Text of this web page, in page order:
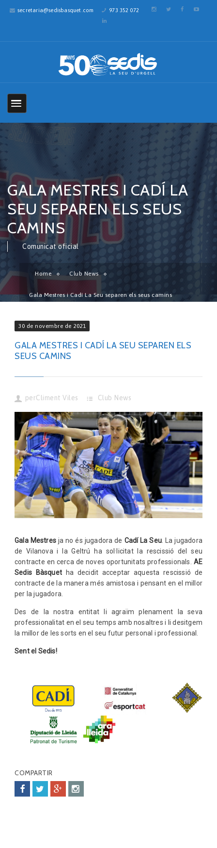
secretaria@sedisbasquet.com 973 352 072
GALA MESTRES I CADÍ LA
SEU SEPAREN ELS SEUS
CAMINS
Comunicat oficial
Home Club News
Gala Mestres i Cadí La Seu separen els seus camins
30 de novembre de 2021
GALA MESTRES I CADÍ LA SEU SEPAREN ELS
SEUS CAMINS
perCliment Viles Club News
Gala Mestres ja no és jugadora de Cadí La Seu . La jugadora
de Vilanova i la Geltrú ha sol·licitat la rescissió del seu
contracte en cerca de noves oportunitats professionals. AE
Sedis Bàsquet ha decidit acceptar aquesta rescissió de
contracte de la manera més amistosa i pensant en el millor
per la jugadora.
Des de la nostra entitat li agraïm plenament la seva
professionalitat en el seu temps amb nosaltres i li desitgem
la millor de les sorts en el seu futur personal i professional.
Sent el Sedis!
COMPARTIR